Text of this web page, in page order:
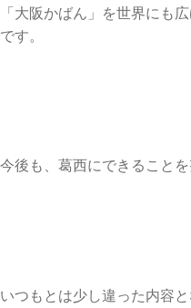
「大阪かばん」を世界にも
です。
今後も、葛西にできること
いつもとは少し違った内容と